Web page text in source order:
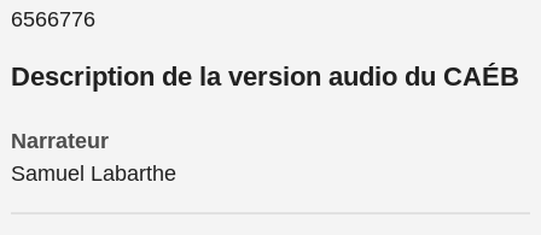
6566776
Description de la version audio du CAÉB
Narrateur
Samuel Labarthe